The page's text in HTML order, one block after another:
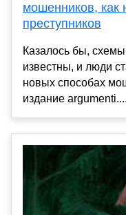
мошенников, как
преступников
Казалось бы,
известны, и люди
новых способах
издание argumenti....